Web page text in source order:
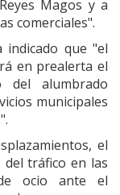
Magos y a
comerciales".
indicado que "el
en prealerta el
del alumbrado
municipales
el
tráfico en las
ocio ante el